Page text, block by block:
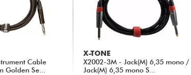
Cable
Golden Se...
X-TONE
X2002-3M - Jack(M) 6,35 mono /
Jack(M) 6,35 mono S...